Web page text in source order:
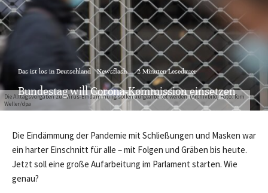
Die Alltagsvorgaben zur Virus-Eindämmung sollen aufgearbeitet werden. (Archivbild) Foto: Tom
Weller/dpa
Das ist los in Deutschland Newsflash · 2 Minuten Lesedauer
Bundestag will Corona-Kommission einsetzen
Die Eindämmung der Pandemie mit Schließungen und Masken war
ein harter Einschnitt für alle – mit Folgen und Gräben bis heute.
Jetzt soll eine große Aufarbeitung im Parlament starten. Wie
genau?